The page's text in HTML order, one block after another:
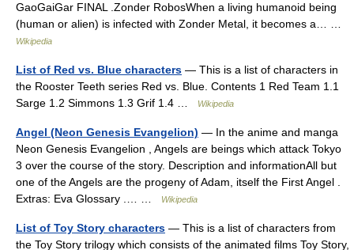
GaoGaiGar FINAL .Zonder RobosWhen a living humanoid being
(human or alien) is infected with Zonder Metal, it becomes a… …
Wikipedia
List of Red vs. Blue characters — This is a list of characters in
the Rooster Teeth series Red vs. Blue. Contents 1 Red Team 1.1
Sarge 1.2 Simmons 1.3 Grif 1.4 …
Wikipedia
Angel (Neon Genesis Evangelion) — In the anime and manga
Neon Genesis Evangelion , Angels are beings which attack Tokyo
3 over the course of the story. Description and informationAll but
one of the Angels are the progeny of Adam, itself the First Angel .
Extras: Eva Glossary .… …
Wikipedia
List of Toy Story characters — This is a list of characters from
the Toy Story trilogy which consists of the animated films Toy Story,